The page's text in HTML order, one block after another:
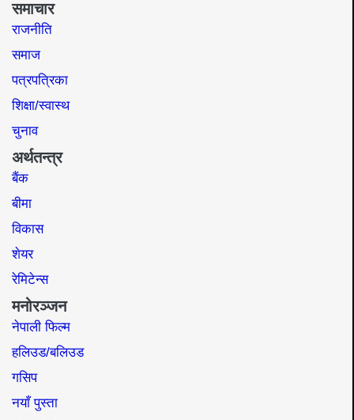
समाचार
राजनीति
समाज​
पत्रपत्रिका
शिक्षा/स्वास्थ
चुनाव
अर्थतन्त्र
बैंक
बीमा
विकास
शेयर
रेमिटेन्स
मनोरञ्जन
नेपाली फिल्म
हलिउड/बलिउड
गसिप
नयाँ पुस्ता